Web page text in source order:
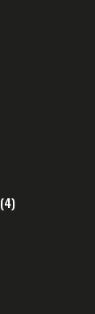
(4)